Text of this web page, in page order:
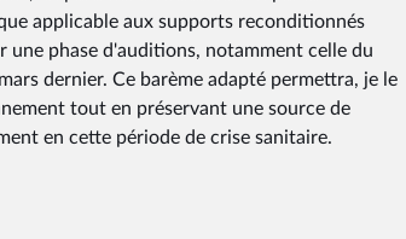
applicable aux supports reconditionnés
une phase d'auditions, notamment celle du
dernier. Ce barème adapté permettra, je le
tout en préservant une source de
en cette période de crise sanitaire.